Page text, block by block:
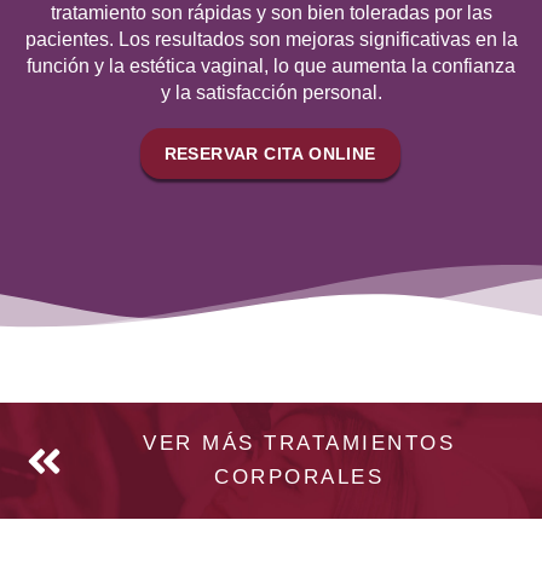
tratamiento son rápidas y son bien toleradas por las
pacientes. Los resultados son mejoras significativas en la
función y la estética vaginal, lo que aumenta la confianza
y la satisfacción personal.
RESERVAR CITA ONLINE
VER MÁS TRATAMIENTOS
CORPORALES